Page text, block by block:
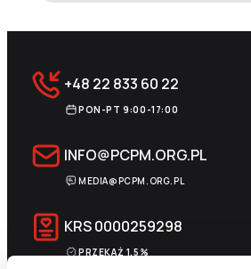
+48 22 833 60 22
PON-PT 9:00-17:00
INFO@PCPM.ORG.PL
MEDIA@PCPM.ORG.PL
KRS0000259298
PRZEKAŻ 1,5%